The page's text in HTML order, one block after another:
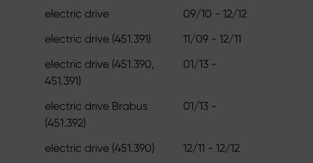
electric drive
09/10 - 12/12
electric drive (451.391)
11/09 - 12/11
electric drive (451.390,
451.391)
01/13 -
electric drive Brabus
(451.392)
01/13 -
electric drive (451.390)
12/11 - 12/12